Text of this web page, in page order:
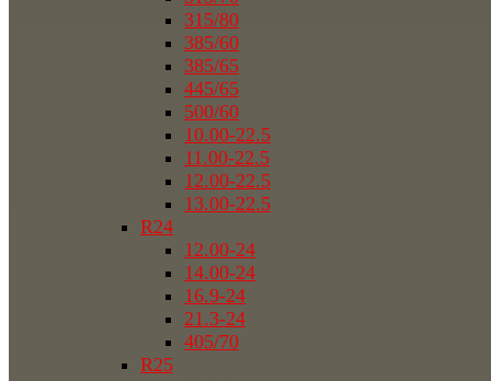
315/80
385/60
385/65
445/65
500/60
10.00-22.5
11.00-22.5
12.00-22.5
13.00-22.5
R24
12.00-24
14.00-24
16.9-24
21.3-24
405/70
R25